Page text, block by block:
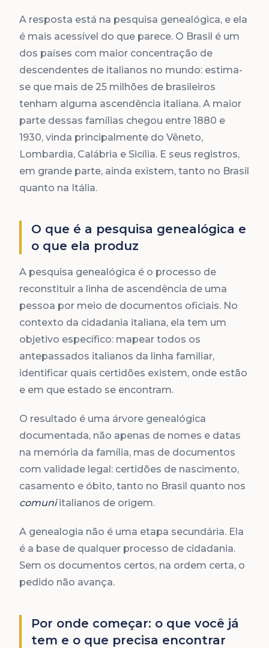
A resposta está na pesquisa genealógica, e ela
é mais acessível do que parece. O Brasil é um
dos países com maior concentração de
descendentes de italianos no mundo: estima-
se que mais de 25 milhões de brasileiros
tenham alguma ascendência italiana. A maior
parte dessas famílias chegou entre 1880 e
1930, vinda principalmente do Vêneto,
Lombardia, Calábria e Sicília. E seus registros,
em grande parte, ainda existem, tanto no Brasil
quanto na Itália.
O que é a pesquisa genealógica e
o que ela produz
A pesquisa genealógica é o processo de
reconstituir a linha de ascendência de uma
pessoa por meio de documentos oficiais. No
contexto da cidadania italiana, ela tem um
objetivo específico: mapear todos os
antepassados italianos da linha familiar,
identificar quais certidões existem, onde estão
e em que estado se encontram.
O resultado é uma árvore genealógica
documentada, não apenas de nomes e datas
na memória da família, mas de documentos
com validade legal: certidões de nascimento,
casamento e óbito, tanto no Brasil quanto nos
comuniitalianos de origem.
A genealogia não é uma etapa secundária. Ela
é a base de qualquer processo de cidadania.
Sem os documentos certos, na ordem certa, o
pedido não avança.
Por onde começar: o que você já
tem e o que precisa encontrar